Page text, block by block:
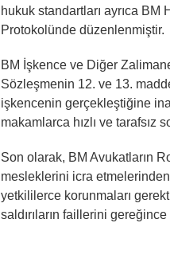
hukuk standartları ayrıca BM
Protokolünde düzenlenmiştir.
BM İşkence ve Diğer
Sözleşmenin 12. ve 13.
işkencenin gerçekleştiğine
makamlarca hızlı ve tarafsız
Son olarak, BM Avukatların
mesleklerini icra
yetkililerce korunmaları
saldırıların faillerini